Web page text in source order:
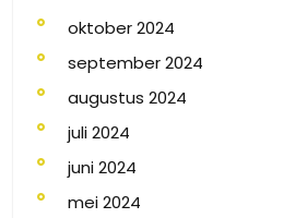
oktober 2024
september 2024
augustus 2024
juli 2024
juni 2024
mei 2024